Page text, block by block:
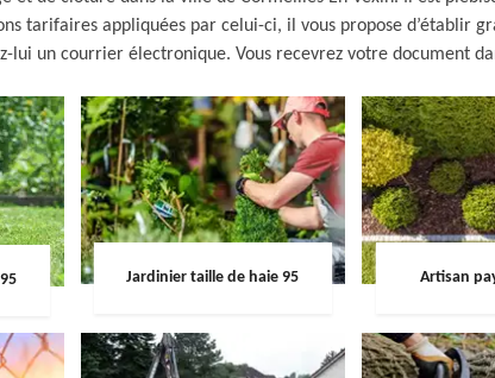
tarifaires appliquées par celui-ci, il vous propose d’établir
lui un courrier électronique. Vous recevrez votre document
Jardinier taille de haie 95 Artisan